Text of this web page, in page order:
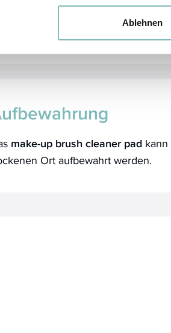
Ablehnen
make-up brush cleaner pad kann
Ort aufbewahrt werden.